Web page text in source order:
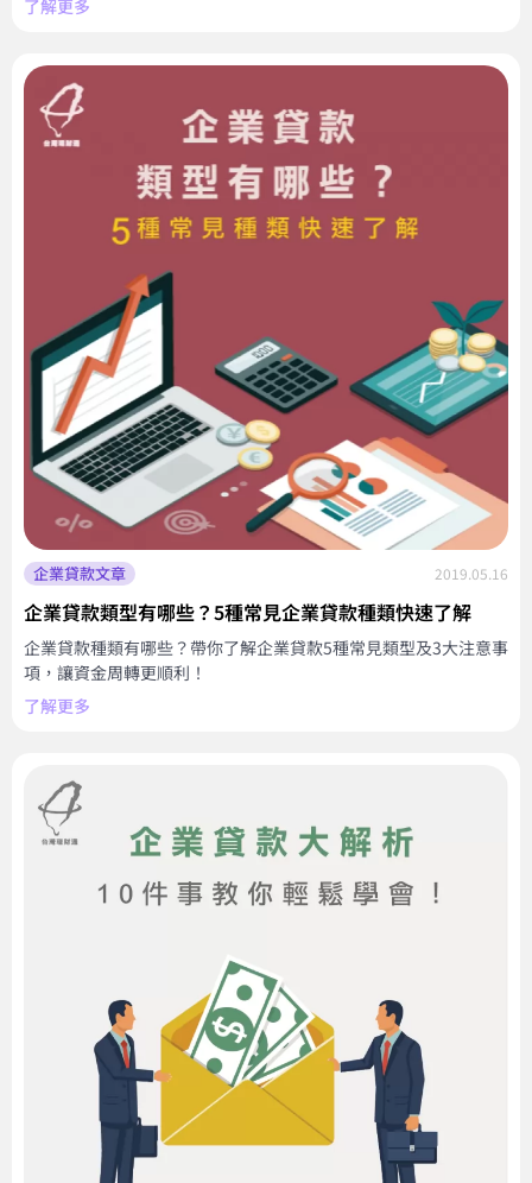
了解更多
企業貸款文章 2019.05.16
企業貸款類型有哪些？5種常見企業貸款種類快速了解
企業貸款種類有哪些？帶你了解企業貸款5種常見類型及3大注意事
項，讓資金周轉更順利！
了解更多